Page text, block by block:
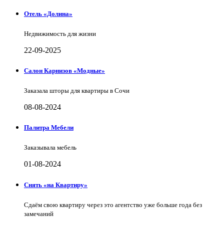
Отель «Долина»
Недвижимость для жизни
22-09-2025
Салон Карнизов «Модные»
Заказала шторы для квартиры в Сочи
08-08-2024
Палитра Мебели
Заказывала мебель
01-08-2024
Снять «на Квартиру»
Сдаём свою квартиру через это агентство уже больше года без
замечаний